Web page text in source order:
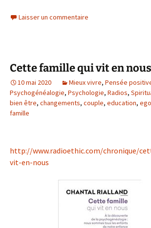
Laisser un commentaire
Cette famille qui vit en nous
10 mai 2020 Mieux vivre, Pensée
Psychogénéalogie, Psychologie, Radios,
bien être, changements, couple, education, ego
famille
http://www.radioethic.com/chronique/
vit-en-nous